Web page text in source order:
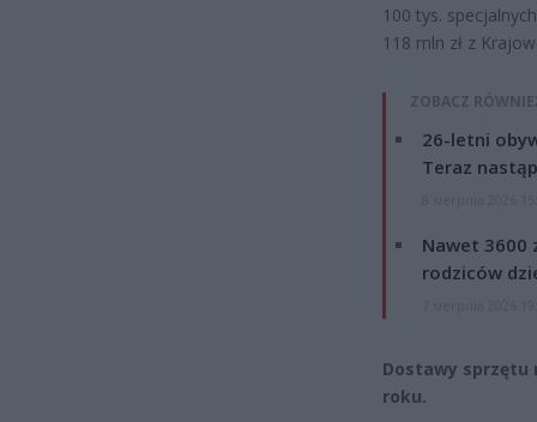
100 tys.
118 mln zł z
ZOBACZ
26-letni
Teraz
Nawet 3600
rodziców
Dostawy sprzętu
roku.